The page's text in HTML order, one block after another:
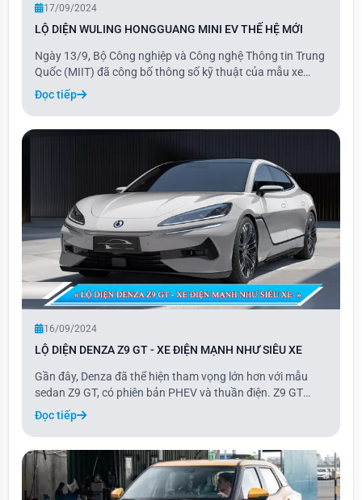
17/09/2024
LỘ DIỆN WULING HONGGUANG MINI EV THẾ HỆ MỚI
Ngày 13/9, Bộ Công nghiệp và Công nghệ Thông tin Trung
Quốc (MIIT) đã công bố thông số kỹ thuật của mẫu xe
Wuling Hongguang Mini EV thế hệ mới. Theo đó, xe có kích
thước dài 3.256 mm, rộng 1.510 mm và cao 1.578 mm, với
trục cơ sở 2.190 mm, lớn hơn so với
Đọc tiếp
16/09/2024
LỘ DIỆN DENZA Z9 GT - XE ĐIỆN MẠNH NHƯ SIÊU XE
Gần đây, Denza đã thể hiện tham vọng lớn hơn với mẫu
sedan Z9 GT, có phiên bản PHEV và thuần điện. Z9 GT
thuộc dòng shooting brake, một loại xe có thiết kế dài hơn,
kết hợp giữa coupe 4 cửa và wagon, tương tự như Zeekr
001 và Porsche Taycan Sport Turismo,
Đọc tiếp